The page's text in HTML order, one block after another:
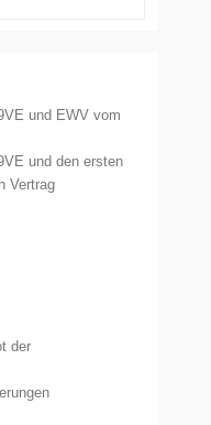
und EWV vom
und den ersten
Vertrag
der